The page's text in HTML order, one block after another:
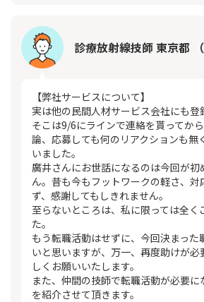
診療放射線技師 東京都 （
【弊社サービスについて】
実は他の民間人材サービス会社にも登
そこは9/6にラインで連絡を貰ってか
論、応募しても何のリアクションも無
いました。
廣井さんにお世話になるのは今回が初
ん。昔も今もフットワークの軽さ、対
ず、感謝してもしきれません。
至らないところは、私に限っては全く
た。
もう転職活動はせずに、今回決まった
いと思いますが、万一、再度助けが必
しくお願いいたします。
また、仲間の技師で転職活動が必要
を紹介させて頂きます。